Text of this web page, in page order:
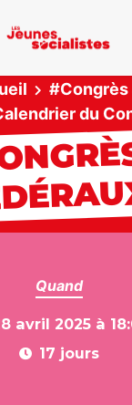
#Congrès
du
Quand
avril 2025 à
17 jours